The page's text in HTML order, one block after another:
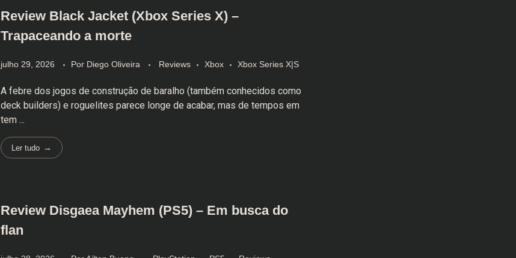
Review Black Jacket (Xbox Series X) –
Trapaceando a morte
julho 29, 2026 Por Diego Oliveira Reviews Xbox Xbox Series X|S
A febre dos jogos de construção de baralho (também conhecidos como
deck builders) e roguelites parece longe de acabar, mas de tempos em
tem ...
Ler tudo
Review Disgaea Mayhem (PS5) – Em busca do
flan